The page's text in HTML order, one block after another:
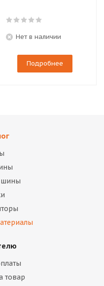
Нет в наличии
Подробнее
шины
товар